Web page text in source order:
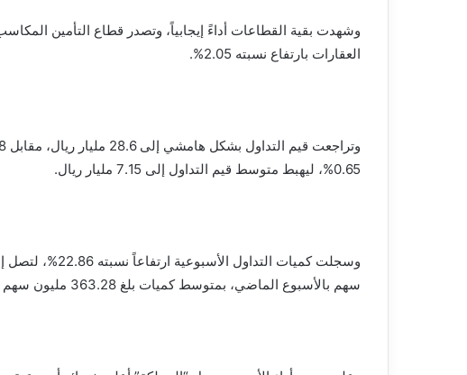
العقارات بارتفاع نسبته 2.05%.
0.65%، ليهبط متوسط قيم التداول إلى 7.15 مليار ريال.
سهم بالأسبوع الماضي، بمتوسط كميات بلغ 363.28 مليون سهم بالأسبوع المنتهي في 13 مارس الحالي.